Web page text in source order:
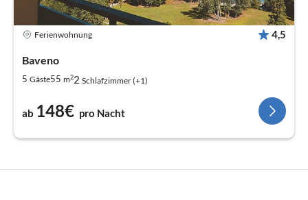
Ferienwohnung 4,5
Baveno
5 Gäste55 m22 Schlafzimmer (+1)
ab 148€ pro Nacht